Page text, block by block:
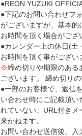
●REON YUZUKI
●下記のお問い合わせフ
がございますが、基本的
お時間を頂く場合がござ
●カレンダー上の休日(土
お時間を頂く事がござい
※締め切りや期限のある
ございます。 締め切り
●一部のお客様で、返信
い合わせ時にご記載頂
れていない、URL付きメ
来かねます。
お問い合わせ送信後、入